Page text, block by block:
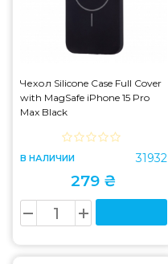
Чехол Silicone Case Full Cover
with MagSafe iPhone 15 Pro
Max Black
В НАЛИЧИИ 31932
279 ₴